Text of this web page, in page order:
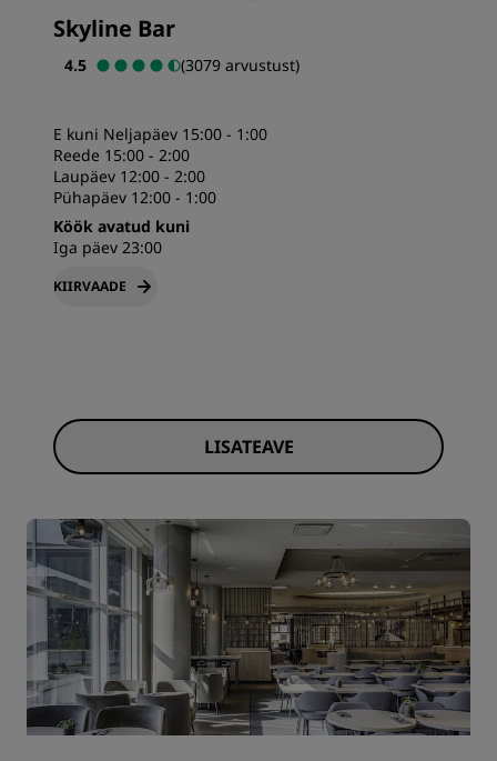
Skyline Bar
4.5 (3079 arvustust)
E kuni Neljapäev 15:00 - 1:00
Reede 15:00 - 2:00
Laupäev 12:00 - 2:00
Pühapäev 12:00 - 1:00
Köök avatud kuni
Iga päev 23:00
KIIRVAADE
LISATEAVE